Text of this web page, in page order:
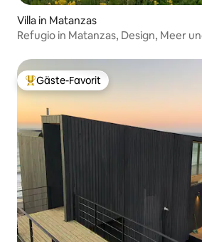
Villa in Matanzas
Refugio in Matanzas, Design, Meer
Beliebter Gäste-Favorit.
Gäste-Favorit